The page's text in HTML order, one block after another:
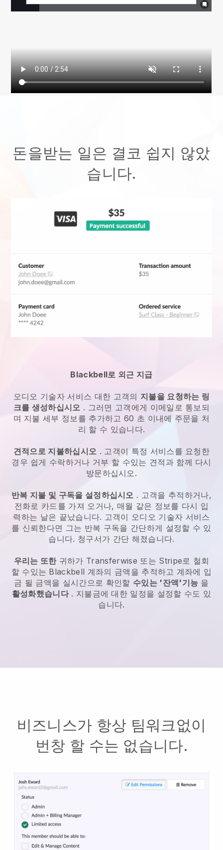
돈을받는 일은 결코 쉽지 않았
습니다.
Blackbell로 외근 지급
오디오 기술자 서비스 대한 고객의 지불을 요청하는 링
크를 생성하십시오 . 그러면 고객에게 이메일로 통보되
며 지불 세부 정보를 추가하고 60 초 이내에 주문을 처
리 할 수 있습니다.
견적으로 지불하십시오 . 고객이 특정 서비스를 요청한
경우 쉽게 수락하거나 거부 할 수있는 견적과 함께 다시
방문하십시오.
반복 지불 및 구독을 설정하십시오 . 고객을 추적하거나,
전화로 카드를 가져 오거나, 매월 같은 정보를 다시 입
력하는 날은 끝났습니다. 고객이 오디오 기술자 서비스
를 신뢰한다면 그는 반복 구독을 간단하게 설정할 수 있
습니다. 청구서가 간단 해졌습니다.
우리는 또한귀하가 Transferwise 또는 Stripe로 철회
할 수있는 Blackbell 계좌의 금액을 추적하고 계좌에 입
금 될 금액을 실시간으로 확인할 수있는 '잔액'기능 을
활성화했습니다. 지불금에 대한 일정을 설정할 수도 있
습니다.
비즈니스가 항상 팀워크없이
번창 할 수는 없습니다.